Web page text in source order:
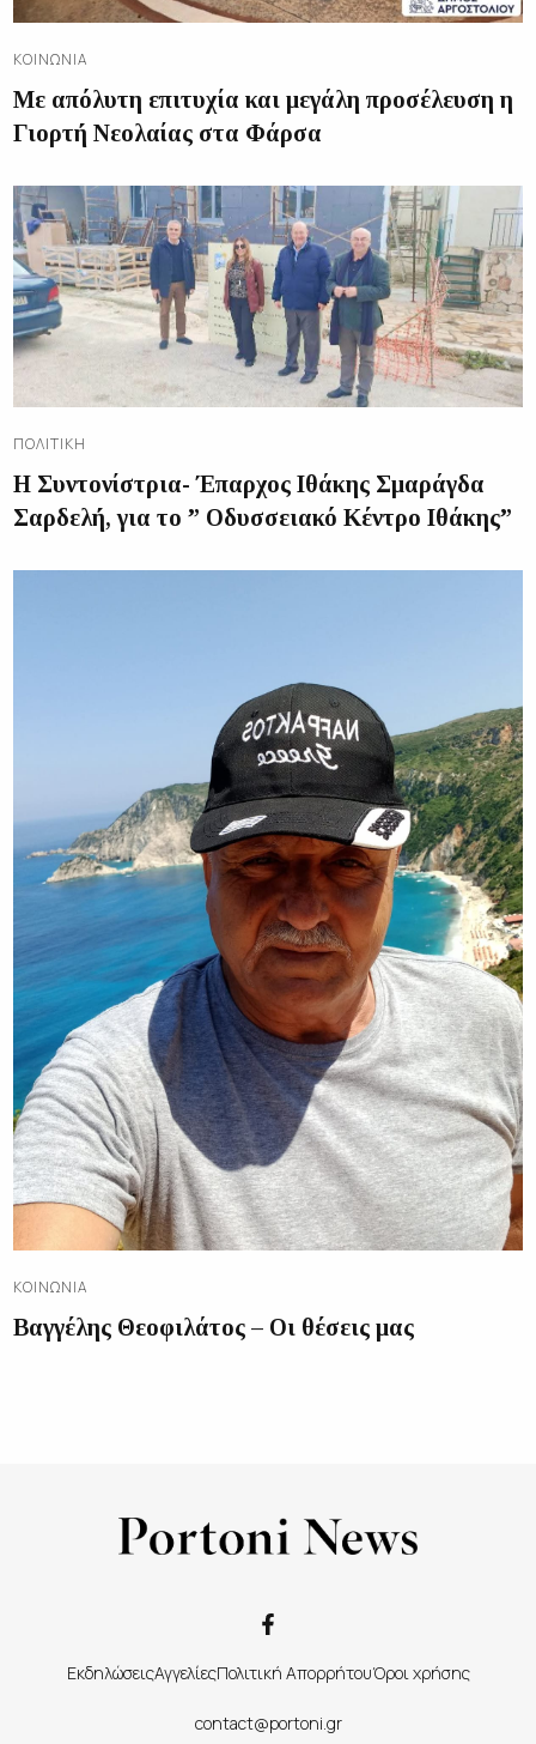
ΚΟΙΝΩΝΊΑ
Με απόλυτη επιτυχία και μεγάλη προσέλευση η
Γιορτή Νεολαίας στα Φάρσα
ΠΟΛΙΤΙΚΉ
Η Συντονίστρια- Έπαρχος Ιθάκης Σμαράγδα
Σαρδελή, για το ” Οδυσσειακό Κέντρο Ιθάκης”
ΚΟΙΝΩΝΊΑ
Βαγγέλης Θεοφιλάτος – Οι θέσεις μας
ΕκδηλώσειςΑγγελίεςΠολιτική ΑπορρήτουΌροι χρήσης
contact@portoni.gr